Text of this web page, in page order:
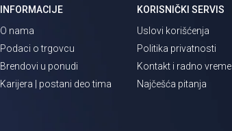
INFORMACIJE
O nama
Podaci o trgovcu
Brendovi u ponudi
Karijera | postani deo tima
KORISNIČKI SERVIS
Uslovi korišćenja
Politika privatnosti
Kontakt i radno vreme
Najčešća pitanja